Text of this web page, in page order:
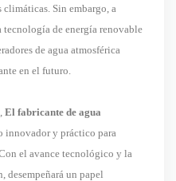
Sin embargo, a
de energía renovable
de agua atmosférica
en el futuro.
El fabricante de agua
innovador y práctico para
el avance tecnológico y la
desempeñará un papel